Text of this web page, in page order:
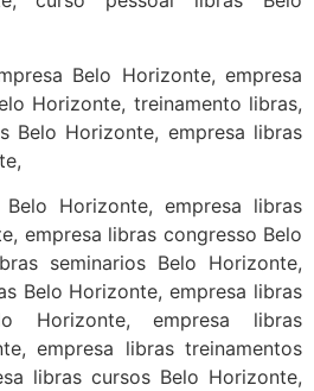
Belo Horizonte, empresa
Horizonte, treinamento libras,
Belo Horizonte, empresa libras
Horizonte, empresa libras
empresa libras congresso Belo
seminarios Belo Horizonte,
Belo Horizonte, empresa libras
Horizonte, empresa libras
empresa libras treinamentos
libras cursos Belo Horizonte,